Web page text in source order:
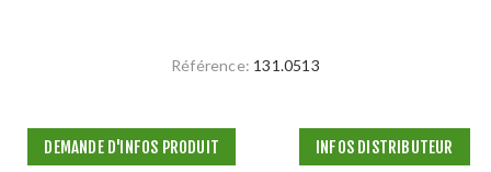
Référence: 131.0513
DEMANDE D'INFOS PRODUIT INFOS DISTRIBUTEUR